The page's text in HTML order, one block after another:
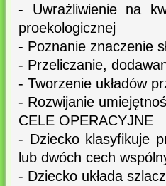
- Uwrażliwienie na
proekologicznej
- Poznanie znaczenie
- Przeliczanie,
- Tworzenie układów
- Rozwijanie
CELE OPERACYJNE
- Dziecko klasyfikuje
lub dwóch cech
- Dziecko układa